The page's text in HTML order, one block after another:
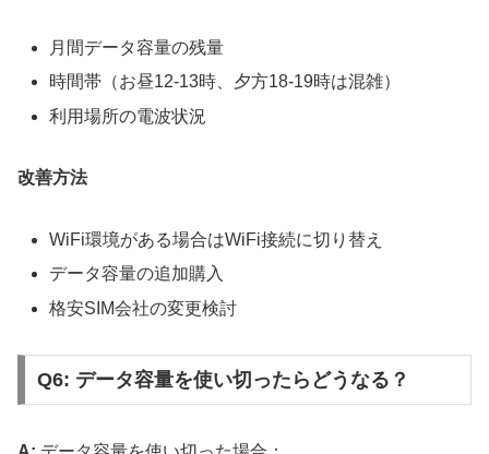
月間データ容量の残量
時間帯（お昼12-13時、夕方18-19時は混雑）
利用場所の電波状況
改善方法
WiFi環境がある場合はWiFi接続に切り替え
データ容量の追加購入
格安SIM会社の変更検討
Q6: データ容量を使い切ったらどうなる？